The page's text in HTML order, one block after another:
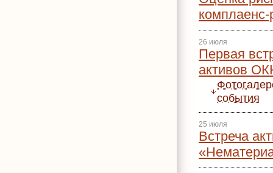
26 июля
Первая
активов
события
25 июля
Встреча